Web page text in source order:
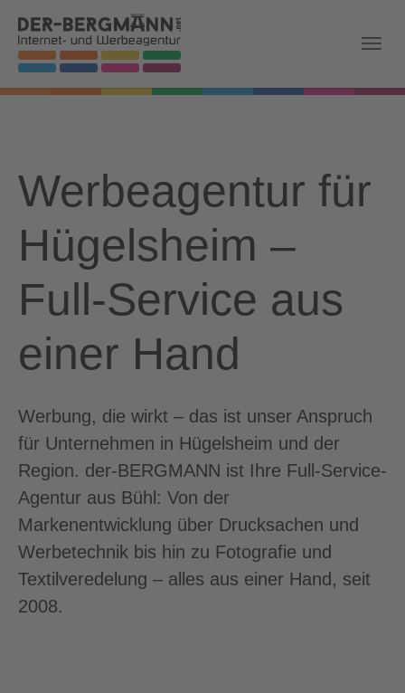
Skip to main navigation
Zum Hauptinhalt springen
Skip to page footer
Werbeagentur für
Hügelsheim –
Full-Service aus
einer Hand
Werbung, die wirkt – das ist unser Anspruch
für Unternehmen in Hügelsheim und der
Region. der-BERGMANN ist Ihre Full-Service-
Agentur aus Bühl: Von der
Markenentwicklung über Drucksachen und
Werbetechnik bis hin zu Fotografie und
Textilveredelung – alles aus einer Hand, seit
2008.